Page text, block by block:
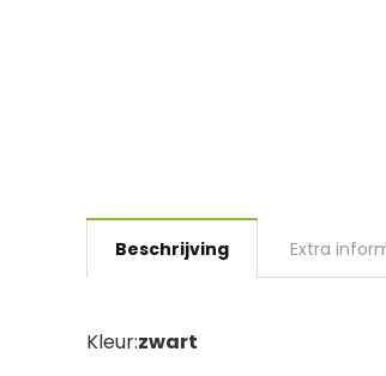
Beschrijving Extra
Kleur:zwart